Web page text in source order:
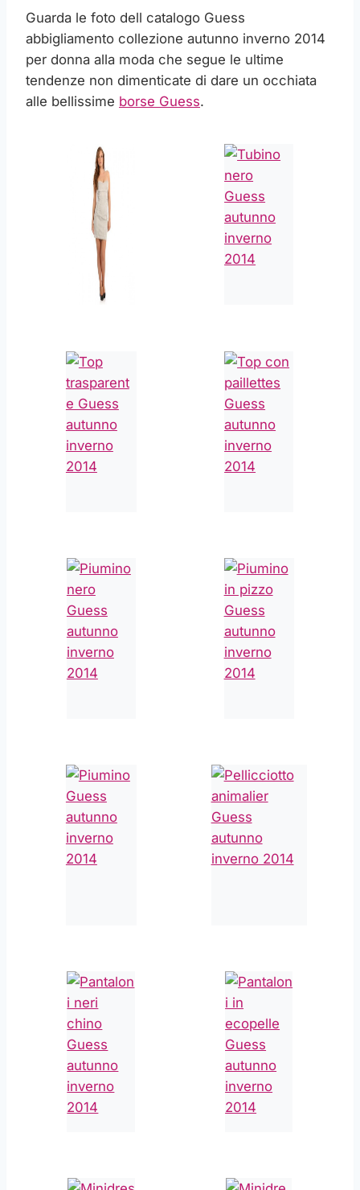
Guarda le foto dell catalogo Guess
abbigliamento collezione autunno inverno 2014
per donna alla moda che segue le ultime
tendenze non dimenticate di dare un occhiata
alle bellissime borse Guess.